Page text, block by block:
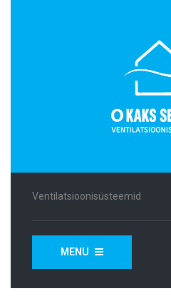
Ventilatsioonisüsteemid
MENU